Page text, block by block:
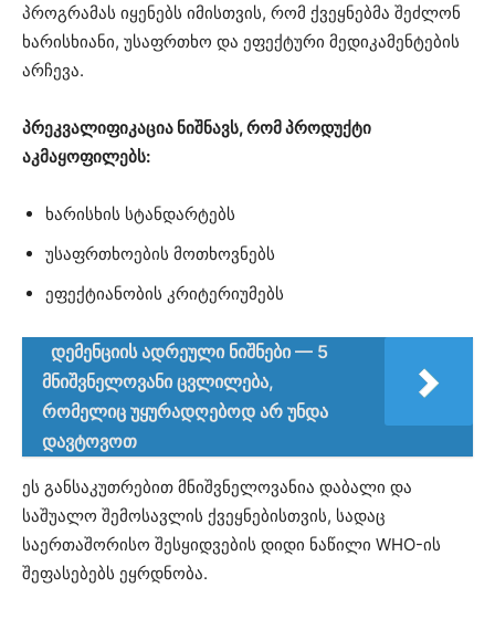
პროგრამას იყენებს იმისთვის, რომ ქვეყნებმა შეძლონ
ხარისხიანი, უსაფრთხო და ეფექტური მედიკამენტების
არჩევა.
პრეკვალიფიკაცია ნიშნავს, რომ პროდუქტი
აკმაყოფილებს:
ხარისხის სტანდარტებს
უსაფრთხოების მოთხოვნებს
ეფექტიანობის კრიტერიუმებს
დემენციის ადრეული ნიშნები — 5
მნიშვნელოვანი ცვლილება,
რომელიც უყურადღებოდ არ უნდა
დავტოვოთ
ეს განსაკუთრებით მნიშვნელოვანია დაბალი და
საშუალო შემოსავლის ქვეყნებისთვის, სადაც
საერთაშორისო შესყიდვების დიდი ნაწილი WHO-ის
შეფასებებს ეყრდნობა.